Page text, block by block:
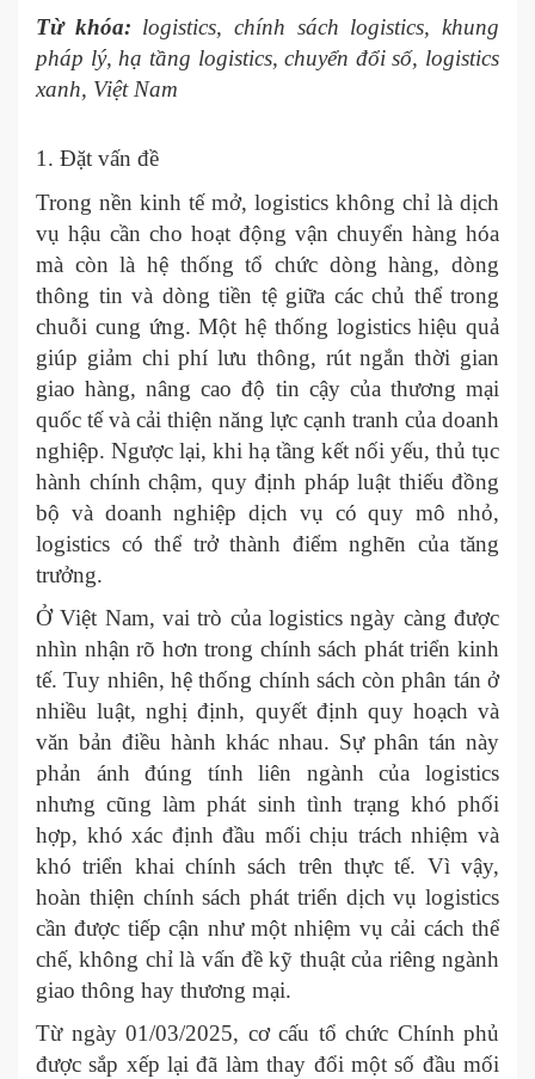
Từ khóa: logistics, chính sách logistics, khung
pháp lý, hạ tầng logistics, chuyển đổi số, logistics
xanh, Việt Nam
1. Đặt vấn đề
Trong nền kinh tế mở, logistics không chỉ là dịch
vụ hậu cần cho hoạt động vận chuyển hàng hóa
mà còn là hệ thống tổ chức dòng hàng, dòng
thông tin và dòng tiền tệ giữa các chủ thể trong
chuỗi cung ứng. Một hệ thống logistics hiệu quả
giúp giảm chi phí lưu thông, rút ngắn thời gian
giao hàng, nâng cao độ tin cậy của thương mại
quốc tế và cải thiện năng lực cạnh tranh của doanh
nghiệp. Ngược lại, khi hạ tầng kết nối yếu, thủ tục
hành chính chậm, quy định pháp luật thiếu đồng
bộ và doanh nghiệp dịch vụ có quy mô nhỏ,
logistics có thể trở thành điểm nghẽn của tăng
trưởng.
Ở Việt Nam, vai trò của logistics ngày càng được
nhìn nhận rõ hơn trong chính sách phát triển kinh
tế. Tuy nhiên, hệ thống chính sách còn phân tán ở
nhiều luật, nghị định, quyết định quy hoạch và
văn bản điều hành khác nhau. Sự phân tán này
phản ánh đúng tính liên ngành của logistics
nhưng cũng làm phát sinh tình trạng khó phối
hợp, khó xác định đầu mối chịu trách nhiệm và
khó triển khai chính sách trên thực tế. Vì vậy,
hoàn thiện chính sách phát triển dịch vụ logistics
cần được tiếp cận như một nhiệm vụ cải cách thể
chế, không chỉ là vấn đề kỹ thuật của riêng ngành
giao thông hay thương mại.
Từ ngày 01/03/2025, cơ cấu tổ chức Chính phủ
được sắp xếp lại đã làm thay đổi một số đầu mối